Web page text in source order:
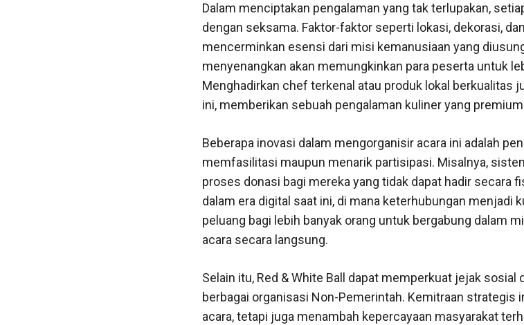
Dalam menciptakan pengalaman yang tak terlupakan,
dengan seksama. Faktor-faktor seperti lokasi, dekorasi,
mencerminkan esensi dari misi kemanusiaan yang
menyenangkan akan memungkinkan para peserta untuk
Menghadirkan chef terkenal atau produk lokal berkualitas
ini, memberikan sebuah pengalaman kuliner yang
Beberapa inovasi dalam mengorganisir acara ini adalah
memfasilitasi maupun menarik partisipasi. Misalnya,
proses donasi bagi mereka yang tidak dapat hadir secara
dalam era digital saat ini, di mana keterhubungan menjadi
peluang bagi lebih banyak orang untuk bergabung dalam
acara secara langsung.
Selain itu, Red & White Ball dapat memperkuat jejak sosial
berbagai organisasi Non-Pemerintah. Kemitraan strategis
acara, tetapi juga menambah kepercayaan masyarakat